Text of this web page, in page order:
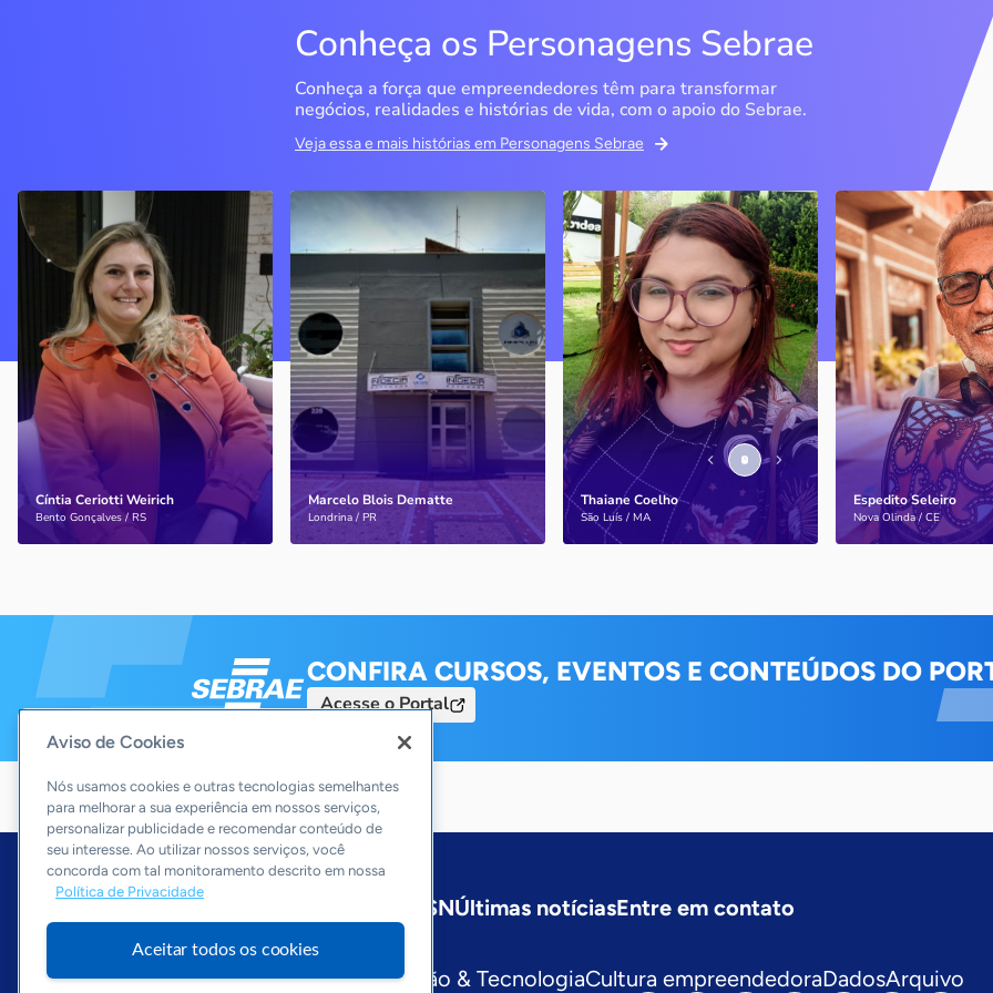
Conheça os Personagens Sebrae
Conheça a força que empreendedores têm para transformar
negócios, realidades e histórias de vida, com o apoio do Sebrae.
Veja essa e mais histórias em Personagens Sebrae
Cíntia Ceriotti Weirich
Bento Gonçalves / RS
Delucci
Bento Gonçalves / RS
Sem saber muito sobre
empreendedorismo, o casal
contou com o Sebrae para
aprender tudo sobre o
assunto, colocar o negócio
nos eixos e ainda abrir uma
nova empresa
Saiba mais
Marcelo Blois Dematte
Londrina / PR
Infoecia Software
Ltda
Londrina / PR
Com mais de 20 anos de
mercado, o empresário
contou com o Sebrae para o
crescimento do negócio
Saiba mais
Thaiane Coelho
São Luís / MA
Memória Ancestral
São Luís / MA
Ao lado da irmã e com o
apoio do Sebrae, a Memória
Ancestral utiliza inteligência
artificial com o objetivo de
melhorar a qualidade de vida
de pessoas com a doença
Saiba mais
Espedito Seleiro
Nova Olinda / CE
Espedito
Nova Olinda / CE
Peças criadas
cearense já foram
apresentadas em
novelas, desfiles
até em exposições
internacionais
Saiba mais
CONFIRA CURSOS, EVENTOS E CONTEÚDOS DO
Acesse o Portal
Início Sobre a ASNÚltimas notíciasEntre em contato
Economia & PolíticaInovação & TecnologiaCultura empreendedoraDadosArquivo
Aviso de Cookies
Nós usamos cookies e outras tecnologias semelhantes
para melhorar a sua experiência em nossos serviços,
personalizar publicidade e recomendar conteúdo de
seu interesse. Ao utilizar nossos serviços, você
concorda com tal monitoramento descrito em nossa
Política de Privacidade
Aceitar todos os cookies